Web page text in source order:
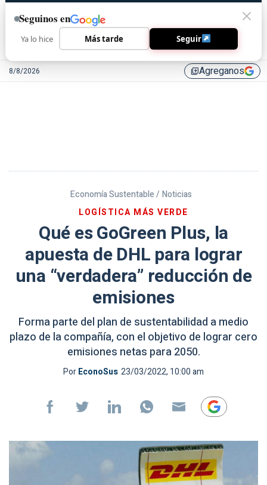
8/8/2026 library_addAgreganos
Economía Sustentable / Noticias
LOGÍSTICA MÁS VERDE
Qué es GoGreen Plus, la
apuesta de DHL para lograr
una “verdadera” reducción de
emisiones
Forma parte del plan de sustentabilidad a medio
plazo de la compañía, con el objetivo de lograr cero
emisiones netas para 2050.
PorEconoSus 23/03/2022, 10:00 am
Seguinos en
Ya lo hice Más tarde Seguir